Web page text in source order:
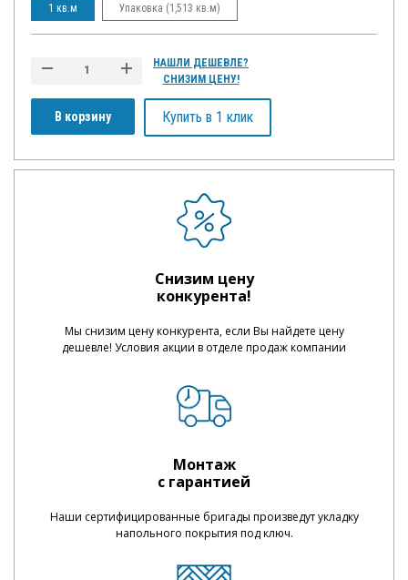
1 кв.м Упаковка (1,513 кв.м)
В корзину
НАШЛИ ДЕШЕВЛЕ?
СНИЗИМ ЦЕНУ!
Купить в 1 клик
Снизим цену
конкурента!
Мы снизим цену конкурента, если Вы найдете цену
дешевле! Условия акции в отделе продаж компании
Монтаж
с гарантией
Наши сертифицированные бригады произведут укладку
напольного покрытия под ключ.